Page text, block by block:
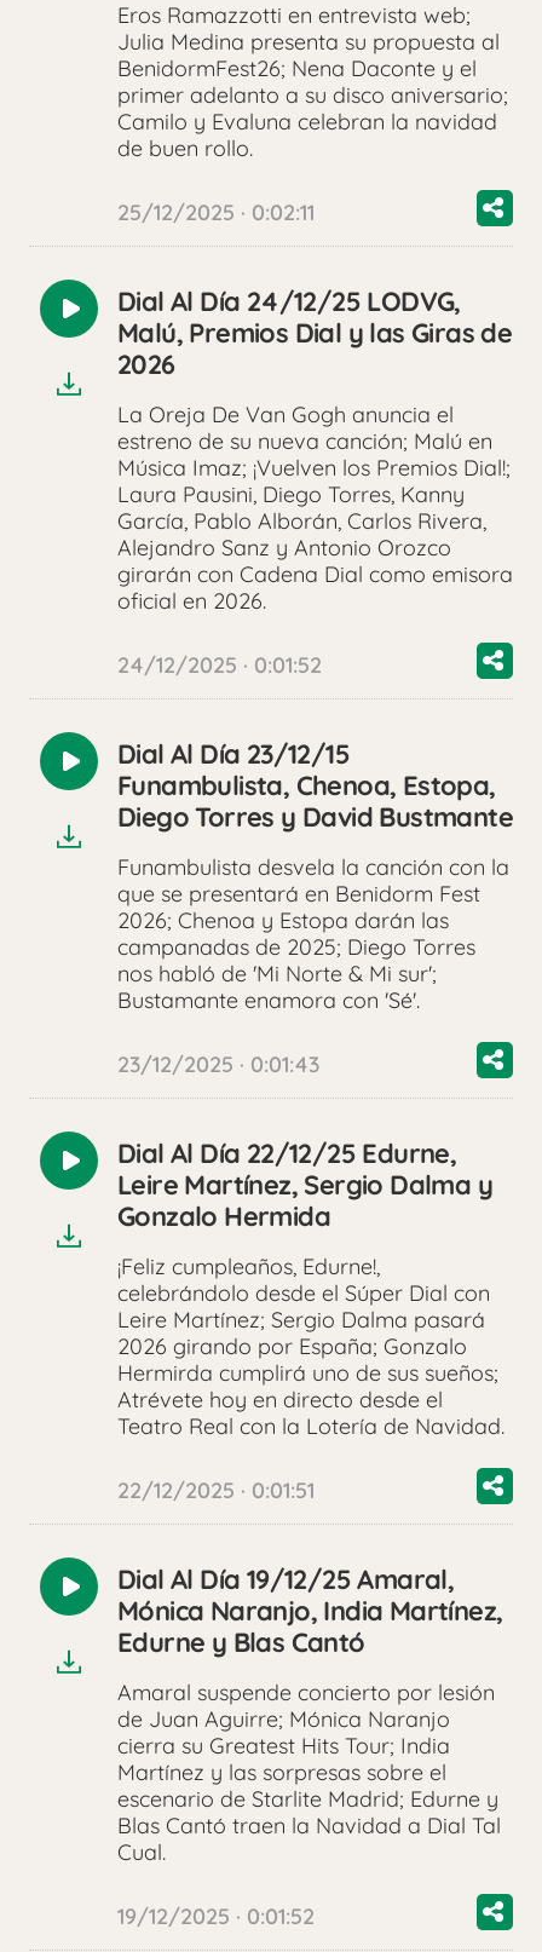
Eros Ramazzotti en entrevista web;
Julia Medina presenta su propuesta al
BenidormFest26; Nena Daconte y el
primer adelanto a su disco aniversario;
Camilo y Evaluna celebran la navidad
de buen rollo.
25/12/2025 · 0:02:11
Reproducir
audio
Dial Al Día 24/12/25 LODVG,
Malú, Premios Dial y las Giras de
2026
La Oreja De Van Gogh anuncia el
estreno de su nueva canción; Malú en
Música Imaz; ¡Vuelven los Premios Dial!;
Laura Pausini, Diego Torres, Kanny
García, Pablo Alborán, Carlos Rivera,
Alejandro Sanz y Antonio Orozco
girarán con Cadena Dial como emisora
oficial en 2026.
24/12/2025 · 0:01:52
Reproducir
audio
Dial Al Día 23/12/15
Funambulista, Chenoa, Estopa,
Diego Torres y David Bustmante
Funambulista desvela la canción con la
que se presentará en Benidorm Fest
2026; Chenoa y Estopa darán las
campanadas de 2025; Diego Torres
nos habló de 'Mi Norte & Mi sur';
Bustamante enamora con 'Sé'.
23/12/2025 · 0:01:43
Reproducir
audio
Dial Al Día 22/12/25 Edurne,
Leire Martínez, Sergio Dalma y
Gonzalo Hermida
¡Feliz cumpleaños, Edurne!,
celebrándolo desde el Súper Dial con
Leire Martínez; Sergio Dalma pasará
2026 girando por España; Gonzalo
Hermirda cumplirá uno de sus sueños;
Atrévete hoy en directo desde el
Teatro Real con la Lotería de Navidad.
22/12/2025 · 0:01:51
Reproducir
audio
Dial Al Día 19/12/25 Amaral,
Mónica Naranjo, India Martínez,
Edurne y Blas Cantó
Amaral suspende concierto por lesión
de Juan Aguirre; Mónica Naranjo
cierra su Greatest Hits Tour; India
Martínez y las sorpresas sobre el
escenario de Starlite Madrid; Edurne y
Blas Cantó traen la Navidad a Dial Tal
Cual.
19/12/2025 · 0:01:52